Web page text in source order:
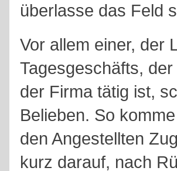
überlasse das Feld
Vor allem einer, der
Tagesgeschäfts,
der Firma tätig ist,
Belieben. So
den Angestellten
kurz darauf, nach